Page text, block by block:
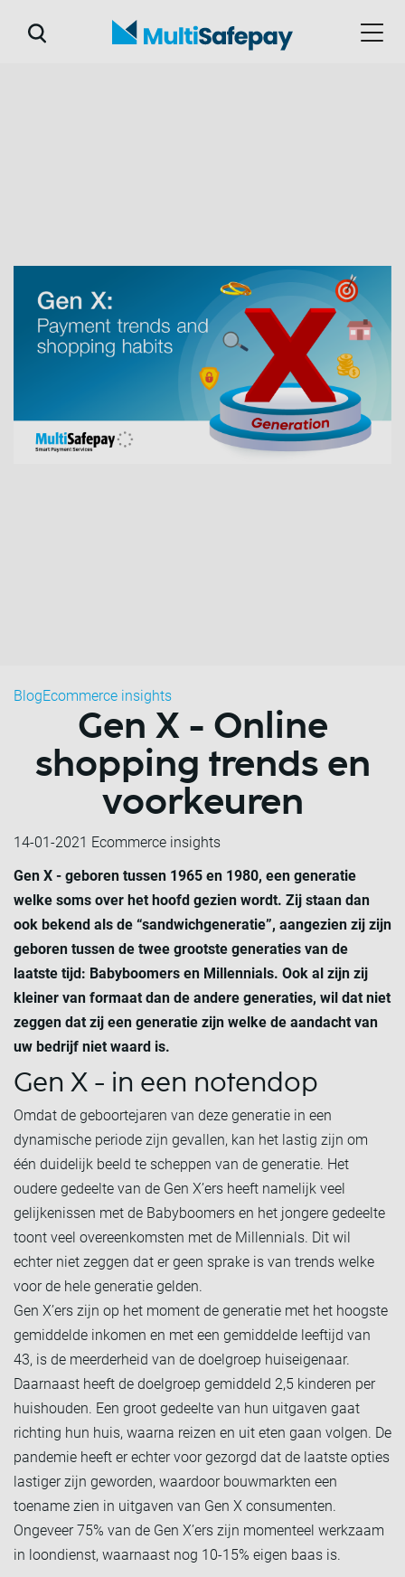
BlogEcommerce insights
Gen X - Online
shopping trends en
voorkeuren
14-01-2021 Ecommerce insights
Gen X - geboren tussen 1965 en 1980, een generatie
welke soms over het hoofd gezien wordt. Zij staan dan
ook bekend als de “sandwichgeneratie”, aangezien zij zijn
geboren tussen de twee grootste generaties van de
laatste tijd: Babyboomers en Millennials. Ook al zijn zij
kleiner van formaat dan de andere generaties, wil dat niet
zeggen dat zij een generatie zijn welke de aandacht van
uw bedrijf niet waard is.
Gen X - in een notendop
Omdat de geboortejaren van deze generatie in een
dynamische periode zijn gevallen, kan het lastig zijn om
één duidelijk beeld te scheppen van de generatie. Het
oudere gedeelte van de Gen X’ers heeft namelijk veel
gelijkenissen met de Babyboomers en het jongere gedeelte
toont veel overeenkomsten met de Millennials. Dit wil
echter niet zeggen dat er geen sprake is van trends welke
voor de hele generatie gelden.
Gen X’ers zijn op het moment de generatie met het hoogste
gemiddelde inkomen en met een gemiddelde leeftijd van
43, is de meerderheid van de doelgroep huiseigenaar.
Daarnaast heeft de doelgroep gemiddeld 2,5 kinderen per
huishouden. Een groot gedeelte van hun uitgaven gaat
richting hun huis, waarna reizen en uit eten gaan volgen. De
pandemie heeft er echter voor gezorgd dat de laatste opties
lastiger zijn geworden, waardoor bouwmarkten een
toename zien in uitgaven van Gen X consumenten.
Ongeveer 75% van de Gen X’ers zijn momenteel werkzaam
in loondienst, waarnaast nog 10-15% eigen baas is.